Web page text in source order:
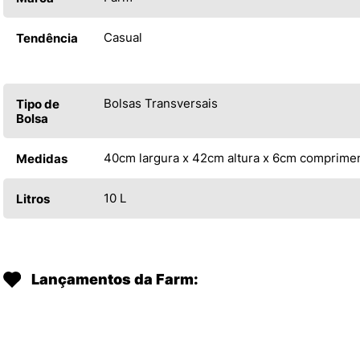
Tendência Casual
Tipo de
Bolsa
Bolsas Transversais
Medidas 40cm largura x 42cm altura x 6cm
Litros 10 L
Lançamentos da Farm: